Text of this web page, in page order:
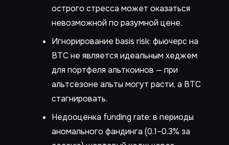
острого стресса может оказаться
невозможной по разумной цене.
Игнорирование basis risk: фьючерс на
BTC не является идеальным хеджем
для портфеля альткоинов — при
альтсезоне альты могут расти, а BTC
стагнировать.
Недооценка funding rate: в периоды
аномального фандинга (0.1–0.3% за